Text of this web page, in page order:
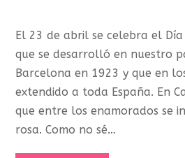
El 23 de abril se celebra el
que se desarrolló en nuestro
Barcelona en 1923 y que en
extendido a toda España. En
que entre los enamorados se
rosa. Como no sé…